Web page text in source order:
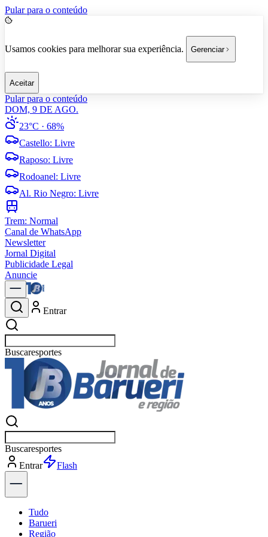
Pular para o conteúdo
Usamos cookies para melhorar sua experiência. Gerenciar
Aceitar
Pular para o conteúdo
DOM, 9 DE AGO.
23°C · 68%
Castello: Livre
Raposo: Livre
Rodoanel: Livre
Al. Rio Negro: Livre
Trem: Normal
Canal de WhatsApp
Newsletter
Jornal Digital
Publicidade Legal
Anuncie
Entrar
Buscarpol
Buscarpol
Entrar
Flash
Tudo
Barueri
Região